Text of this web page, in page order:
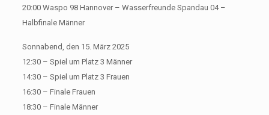
20:00 Waspo 98 Hannover – Wasserfreunde Spandau 04 –
Halbfinale Männer
Sonnabend, den 15. März 2025
12:30 – Spiel um Platz 3 Männer
14:30 – Spiel um Platz 3 Frauen
16:30 – Finale Frauen
18:30 – Finale Männer